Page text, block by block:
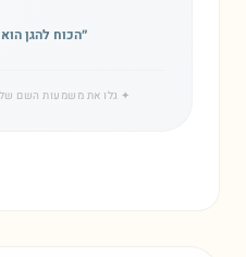
״הכוח להגן
✦ גלו את משמעות השם